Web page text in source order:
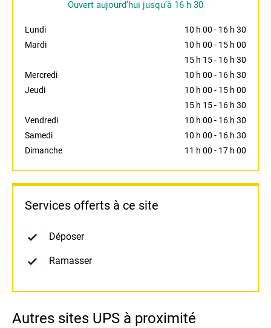
Ouvert aujourd’hui jusqu’à 16 h 30
Lundi 10 h 00 - 16 h 30
Mardi
10 h 00 - 15 h 00
15 h 15- 16 h 30
Mercredi
10 h 00 - 16 h 30
Jeudi
10 h 00 - 15 h 00
15 h 15- 16 h 30
Vendredi
10 h 00 - 16 h 30
Samedi
10 h 00 - 16 h 30
Dimanche
11 h 00 - 17 h 00
Services offerts à ce site
Déposer
Ramasser
Autres sites UPS à proximité